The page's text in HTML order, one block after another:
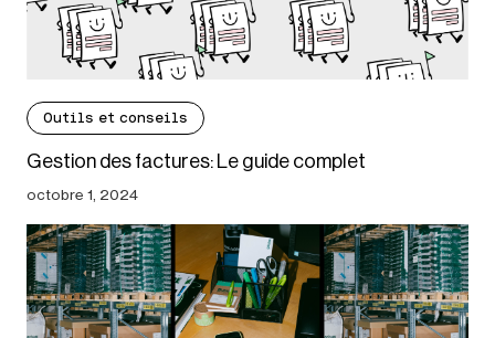
Outils et conseils
Gestion des factures: Le guide complet
octobre 1, 2024